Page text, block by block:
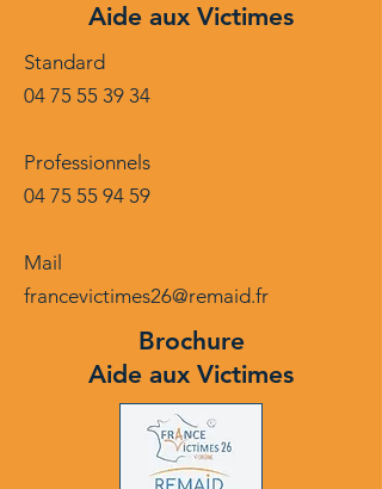
Aide aux Victimes
Standard
04 75 55 39 34
Professionnels
04 75 55 94 59
Mail
francevictimes26@remaid.fr
Brochure
Aide aux Victimes